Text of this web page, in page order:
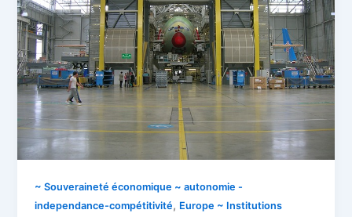
~ Souveraineté économique ~ autonomie -
independance-compétitivité, Europe ~ Institutions